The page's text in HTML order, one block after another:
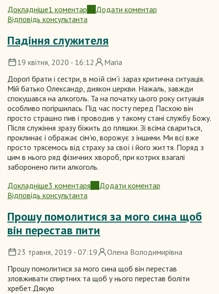
Докладніше
про
Свободу
гріха
1 коментар
Додати коментар
Відповідь консультанта
Падіння служителя
19 квітня, 2020 - 16:12
Maria
Дорогі брати і сестри, в моїй сім'ї зараз критична ситуація.
Мій батько Олександр, диякон церкви. Нажаль, завжди
спокушався на алкоголь. Та на початку цього року ситуація
особливо погіршилась. Під час посту перед Пасхою він
просто страшно пив і проводив у такому стані службу Божу.
Після служіння зразу біжить до пляшки. Зі всіма свариться,
проклинає і ображає сім'ю, ворожує з іншими. Ми всі вже
просто трясемось від страху за свої і його життя. Поряд з
цим в нього ряд фізичних хвороб, при котрих взагалі
заборонено пити алкоголь.
Докладніше
про
Падіння
3 коментаря
Додати коментар
Відповідь консультанта
Прошу помолитися за мого сина щоб
він перестав пити
23 травня, 2019 - 07:19
Олена Володимирівна
Прошу помолитися за мого сина щоб він перестав
зловживати спиртних та щоб у нього перестав боліти
хребет.Дякую